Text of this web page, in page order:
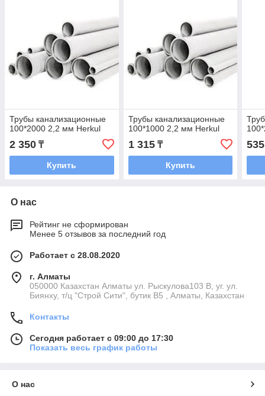
Трубы канализационные
100*2000 2,2 мм Herkul
2 350 ₸
Купить
Трубы канализационные
100*1000 2,2 мм Herkul
1 315₸
Купить
535
О нас
Рейтинг не сформирован
Менее 5 отзывов за последний год
Работает с 28.08.2020
г. Алматы
050000 Казахстан Алматы ул. Рыскулова103 В, уг. ул.
Биянху, т/ц "Строй Сити", бутик В5 , Алматы, Казахстан
Контакты
Сегодня работает с 09:00 до 17:30
Показать весь график работы
О нас